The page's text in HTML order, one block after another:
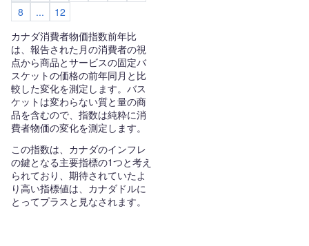
8
...
12
カナダ消費者物価指数前年比
は、報告された月の消費者の視
点から商品とサービスの固定バ
スケットの価格の前年同月と比
較した変化を測定します。バス
ケットは変わらない質と量の商
品を含むので、指数は純粋に消
費者物価の変化を測定します。
この指数は、カナダのインフレ
の鍵となる主要指標の1つと考え
られており、期待されていたよ
り高い指標値は、カナダドルに
とってプラスと見なされます。